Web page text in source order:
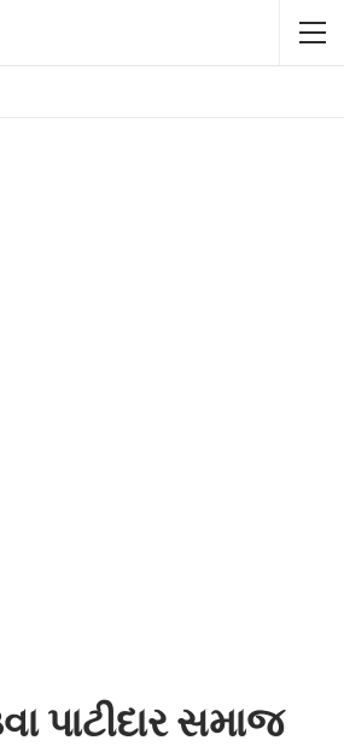
પાટીદાર સમાજ